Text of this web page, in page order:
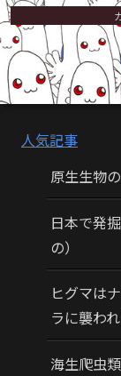
人気記事
原生生物
日本で発
の）
ヒグマは
ラに襲わ
海生爬虫